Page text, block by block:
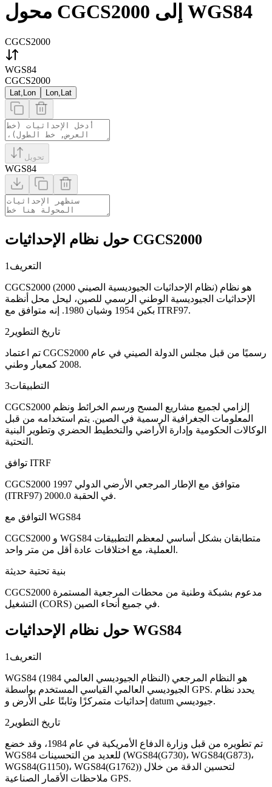
محول CGCS2000 إلى WGS84
CGCS2000
WGS84
CGCS2000
Lat,Lon Lon,Lat
تحويل
WGS84
حول نظام الإحداثيات CGCS2000
1 التعريف
CGCS2000 (نظام الإحداثيات الجيوديسية الصيني 2000) هو نظام
الإحداثيات الجيوديسية الوطني الرسمي للصين، ليحل محل أنظمة
بكين 1954 وشيان 1980. إنه متوافق مع ITRF97.
2 تاريخ التطوير
تم اعتماد CGCS2000 رسميًا من قبل مجلس الدولة الصيني في عام
2008 كمعيار وطني.
3التطبيقات
CGCS2000 إلزامي لجميع مشاريع المسح ورسم الخرائط ونظم
المعلومات الجغرافية الرسمية في الصين. يتم استخدامه من قبل
الوكالات الحكومية وإدارة الأراضي والتخطيط الحضري وتطوير البنية
التحتية.
توافق ITRF
CGCS2000 متوافق مع الإطار المرجعي الأرضي الدولي 1997
(ITRF97) في الحقبة 2000.0.
التوافق مع WGS84
CGCS2000 و WGS84 متطابقان بشكل أساسي لمعظم التطبيقات
العملية، مع اختلافات عادة أقل من متر واحد.
بنية تحتية حديثة
CGCS2000 مدعوم بشبكة وطنية من محطات المرجعية المستمرة
التشغيل (CORS) في جميع أنحاء الصين.
حول نظام الإحداثيات WGS84
1 التعريف
WGS84 (النظام الجيوديسي العالمي 1984) هو النظام المرجعي
الجيوديسي العالمي القياسي المستخدم بواسطة GPS. يحدد نظام
إحداثيات متمركزًا وثابتًا على الأرض و datum جيوديسي.
2 تاريخ التطوير
تم تطويره من قبل وزارة الدفاع الأمريكية في عام 1984، وقد خضع
WGS84 للعديد من التحسينات (WGS84(G730)، WGS84(G873)،
WGS84(G1150)، WGS84(G1762)) لتحسين الدقة من خلال
ملاحظات الأقمار الصناعية GPS.